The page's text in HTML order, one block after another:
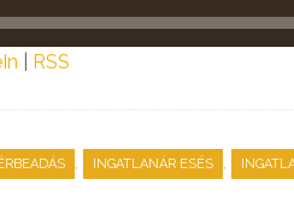
RSS
, INGATLANÁR ESÉS ,